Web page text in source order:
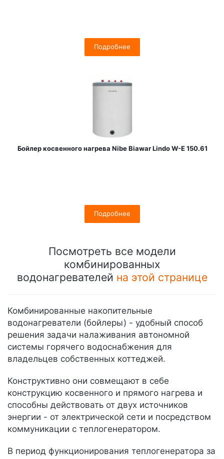
Подробнее
Бойлер косвенного нагрева Nibe Biawar Lindo W-E 150.61
Подробнее
Посмотреть все модели
комбинированных
водонагревателей на этой странице
Комбинированные накопительные
водонагреватели (бойлеры) - удобный способ
решения задачи налаживания автономной
системы горячего водоснабжения для
владельцев собственных коттеджей.
Конструктивно они совмещают в себе
конструкцию косвенного и прямого нагрева и
способны действовать от двух источников
энергии - от электрической сети и посредством
коммуникации с теплогенератором.
В период функционирования теплогенератора за